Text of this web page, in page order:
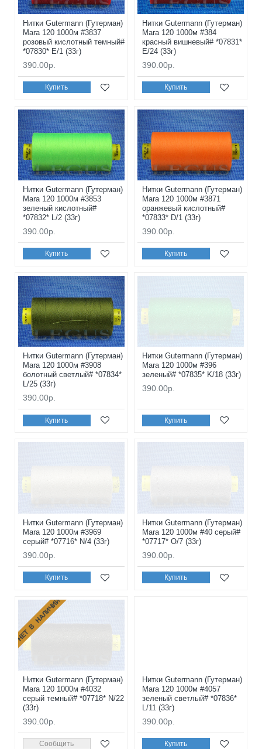
Нитки Gutermann (Гутерман)
Mara 120 1000м #3837
розовый кислотный темный#
*07830* E/1 (33г)
390.00р.
Купить
Нитки Gutermann (Гутерман)
Mara 120 1000м #384
красный вишневый# *07831*
E/24 (33г)
390.00р.
Купить
Нитки Gutermann (Гутерман)
Mara 120 1000м #3853
зеленый кислотный#
*07832* L/2 (33г)
390.00р.
Купить
Нитки Gutermann (Гутерман)
Mara 120 1000м #3871
оранжевый кислотный#
*07833* D/1 (33г)
390.00р.
Купить
Нитки Gutermann (Гутерман)
Mara 120 1000м #3908
болотный светлый# *07834*
L/25 (33г)
390.00р.
Купить
Нитки Gutermann (Гутерман)
Mara 120 1000м #396
зеленый# *07835* K/18 (33г)
390.00р.
Купить
Нитки Gutermann (Гутерман)
Mara 120 1000м #3969
серый# *07716* N/4 (33г)
390.00р.
Купить
Нитки Gutermann (Гутерман)
Mara 120 1000м #40 серый#
*07717* O/7 (33г)
390.00р.
Купить
НЕТ В НАЛИЧИИ
Нитки Gutermann (Гутерман)
Mara 120 1000м #4032
серый темный# *07718* N/22
(33г)
390.00р.
Сообщить
Нитки Gutermann (Гутерман)
Mara 120 1000м #4057
зеленый светлый# *07836*
L/11 (33г)
390.00р.
Купить